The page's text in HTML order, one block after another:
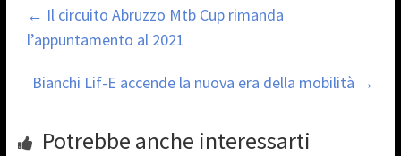
← Il circuito Abruzzo Mtb Cup rimanda
l’appuntamento al 2021
Bianchi Lif-E accende la nuova era della mobilità →
Potrebbe anche interessarti